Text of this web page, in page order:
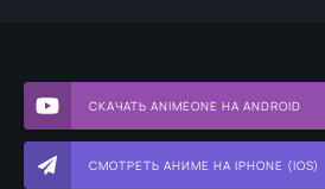
СКАЧАТЬ ANIMEONE НА ANDROID
СМОТРЕТЬ АНИМЕ НА IPHONE (IOS)